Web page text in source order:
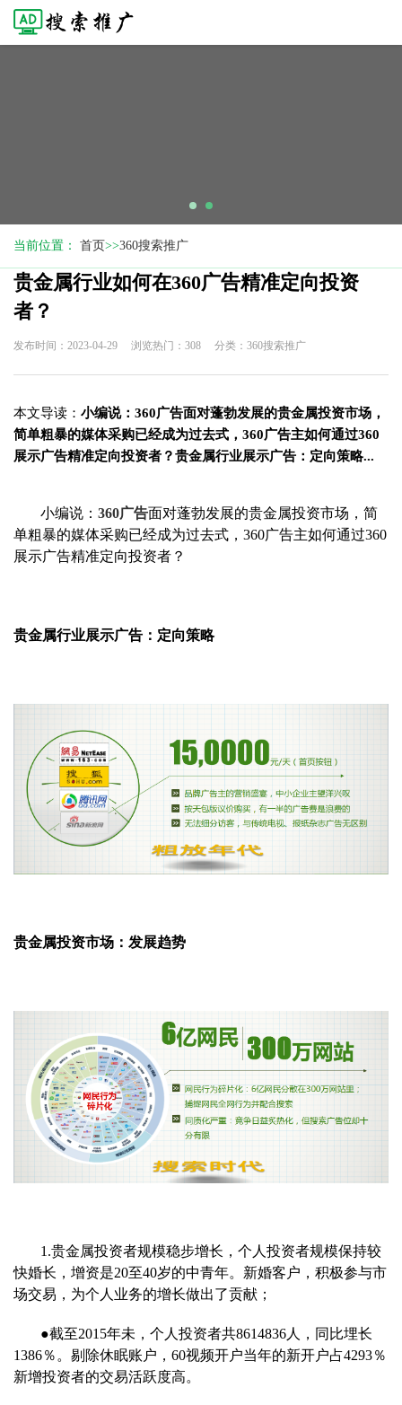
当前位置： 首页>>360搜索推广
贵金属行业如何在360广告精准定向投资
者？
发布时间：2023-04-29 浏览热门：308 分类：360搜索推广
本文导读： 小编说：360广告面对蓬勃发展的贵金属投资市场，
简单粗暴的媒体采购已经成为过去式，360广告主如何通过360
展示广告精准定向投资者？贵金属行业展示广告：定向策略...
小编说： 360广告面对蓬勃发展的贵金属投资市场，简
单粗暴的媒体采购已经成为过去式，360广告主如何通过360
展示广告精准定向投资者？
贵金属行业展示广告：定向策略
贵金属投资市场：发展趋势
1.贵金属投资者规模稳步增长，个人投资者规模保持较
快婚长，增资是20至40岁的中青年。新婚客户，积极参与市
场交易，为个人业务的增长做出了贡献；
●截至2015年未，个人投资者共8614836人，同比埋长
1386％。剔除休眠账户，60视频开户当年的新开户占4293％
新增投资者的交易活跃度高。